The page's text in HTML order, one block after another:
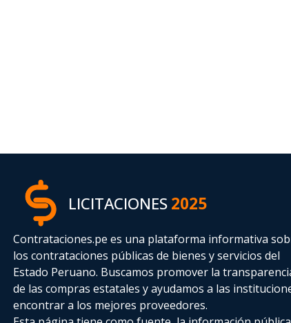
LICITACIONES2025
Contrataciones.pe es una plataforma informativa
los contrataciones públicas de bienes y servicios del
Estado Peruano. Buscamos promover la
de las compras estatalesy ayudamos a las
encontrar a los mejores proveedores.